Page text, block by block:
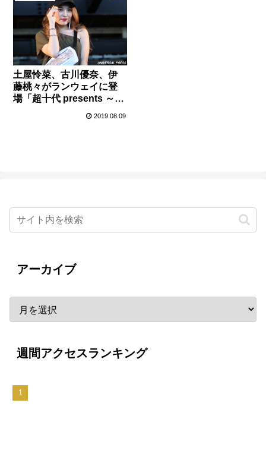
土屋怜菜、古川優奈、伊
藤桃々がランウェイに登
場「超十代 presents ～超
2019.08.09
アーカイブ
週間アクセスランキング